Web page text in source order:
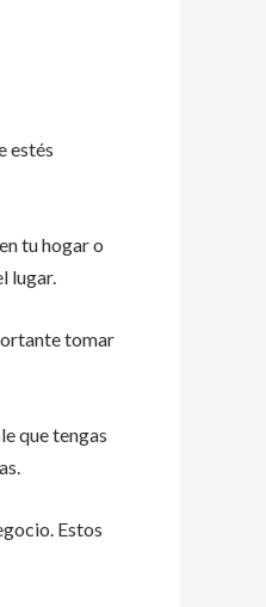
estés
tu hogar o
lugar.
tomar
que tengas
Estos